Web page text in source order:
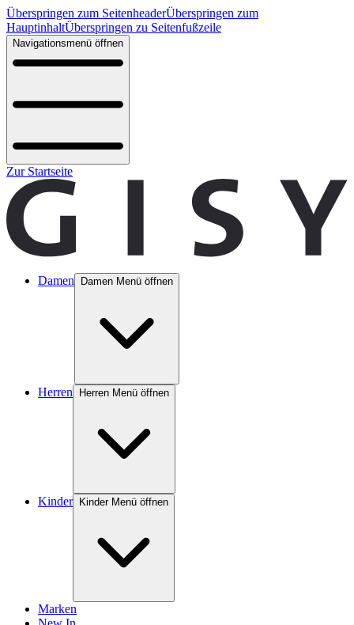
Überspringen zum SeitenheaderÜberspringen zum
HauptinhaltÜberspringen zu Seitenfußzeile
Navigationsmenü öffnen
Zur Startseite
Damen Damen Menü öffnen
Herren Herren Menü öffnen
Kinder Kinder Menü öffnen
Marken